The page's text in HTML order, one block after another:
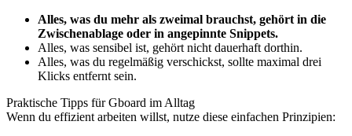
Alles, was du mehr als zweimal brauchst, gehört in die
Zwischenablage oder in angepinnte Snippets.
Alles, was sensibel ist, gehört nicht dauerhaft dorthin.
Alles, was du regelmäßig verschickst, sollte maximal drei
Klicks entfernt sein.
Praktische Tipps für Gboard im Alltag
Wenn du effizient arbeiten willst, nutze diese einfachen Prinzipien: